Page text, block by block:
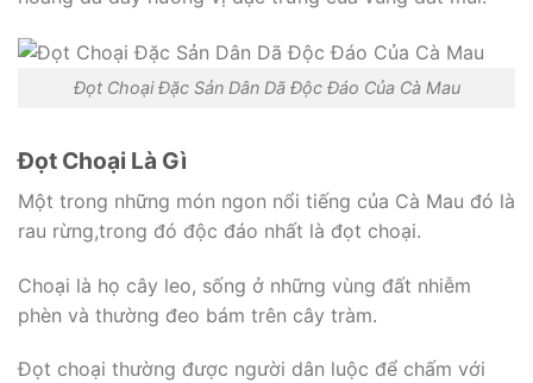
Đọt Choại Đặc Sản Dân Dã Độc Đáo Của Cà Mau
Đọt Choại Là Gì
Một trong những món ngon nổi tiếng của Cà Mau đó là
rau rừng,trong đó độc đáo nhất là đọt choại.
Choại là họ cây leo, sống ở những vùng đất nhiễm
phèn và thường đeo bám trên cây tràm.
Đọt choại thường được người dân luộc để chấm với